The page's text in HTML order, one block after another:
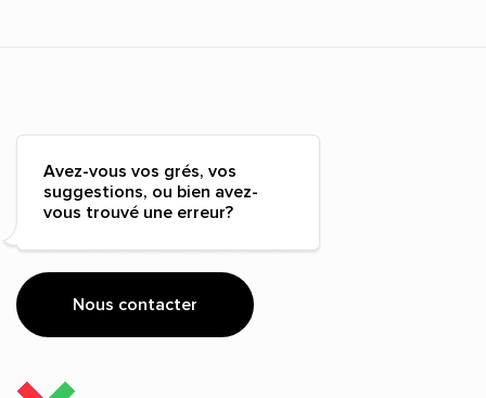
Avez-vous vos grés, vos
suggestions, ou bien avez-
vous trouvé une erreur?
Nous contacter